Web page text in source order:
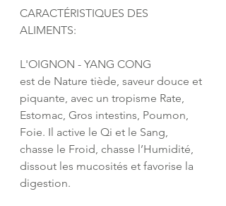
CARACTÉRISTIQUES DES
ALIMENTS:
L'OIGNON - YANG CONG
est de Nature tiède, saveur douce et
piquante, avec un tropisme Rate,
Estomac, Gros intestins, Poumon,
Foie. Il active le Qi et le Sang,
chasse le Froid, chasse l’Humidité,
dissout les mucosités et favorise la
digestion.